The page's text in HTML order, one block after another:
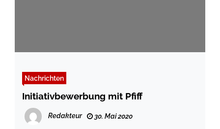
Nachrichten
Initiativbewerbung mit Pfiff
Redakteur 30. Mai 2020